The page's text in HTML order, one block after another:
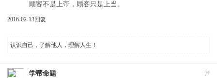
顾客不是上帝，顾客只是上当。
2016-02-13回复
认识自己，了解他人，理解人生！
7#
学帮命题